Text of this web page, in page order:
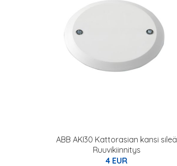
ABB AKI30 Kattorasian kansi sileä
Ruuvikiinnitys
4 EUR